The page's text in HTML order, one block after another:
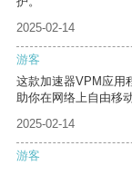
2025-02-14
游客
这款加速器VPM应用
助你在网络上自由移动
2025-02-14
游客